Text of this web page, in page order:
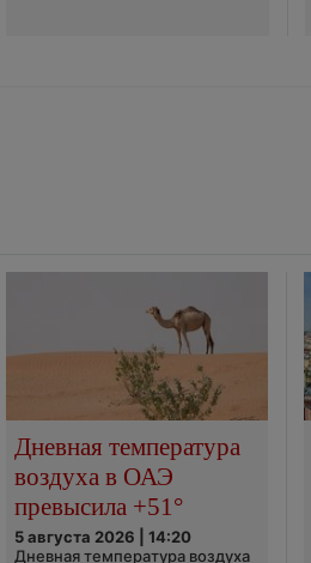
Дневная температура
воздуха в ОАЭ
превысила +51°
5 августа 2026 | 14:20
Дневная температура воздуха